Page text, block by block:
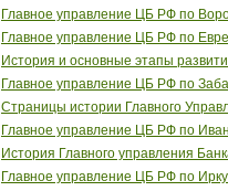
Главное управление ЦБ РФ по
Главное управление ЦБ РФ по
История и основные этапы
Главное управление ЦБ РФ по
Страницы истории Главного
Главное управление ЦБ РФ по
История Главного управления
Главное управление ЦБ РФ по